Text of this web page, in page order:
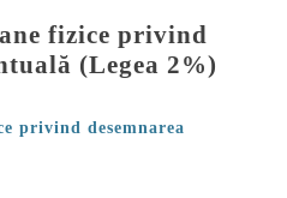
fizice privind
(Legea 2%)
privind desemnarea